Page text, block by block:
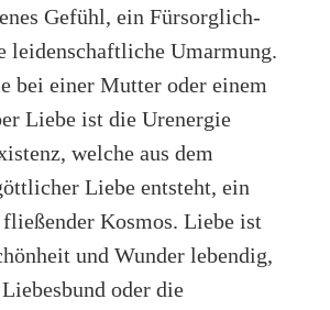
Gefühl, ein Fürsorglich-
leidenschaftliche Umarmung.
bei einer Mutter oder einem
Liebe ist die Urenergie
welche aus dem
Liebe entsteht, ein
Kosmos. Liebe ist
und Wunder lebendig,
oder die